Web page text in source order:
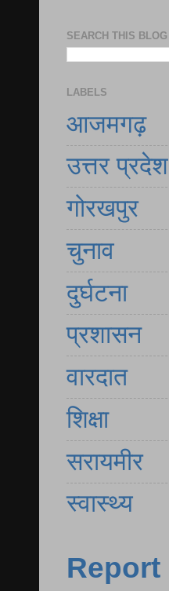
SEARCH THIS BLOG
LABELS
आजमगढ़
उत्तर प्रदेश
गोरखपुर
चुनाव
दुर्घटना
प्रशासन
वारदात
शिक्षा
सरायमीर
स्वास्थ्य
Report